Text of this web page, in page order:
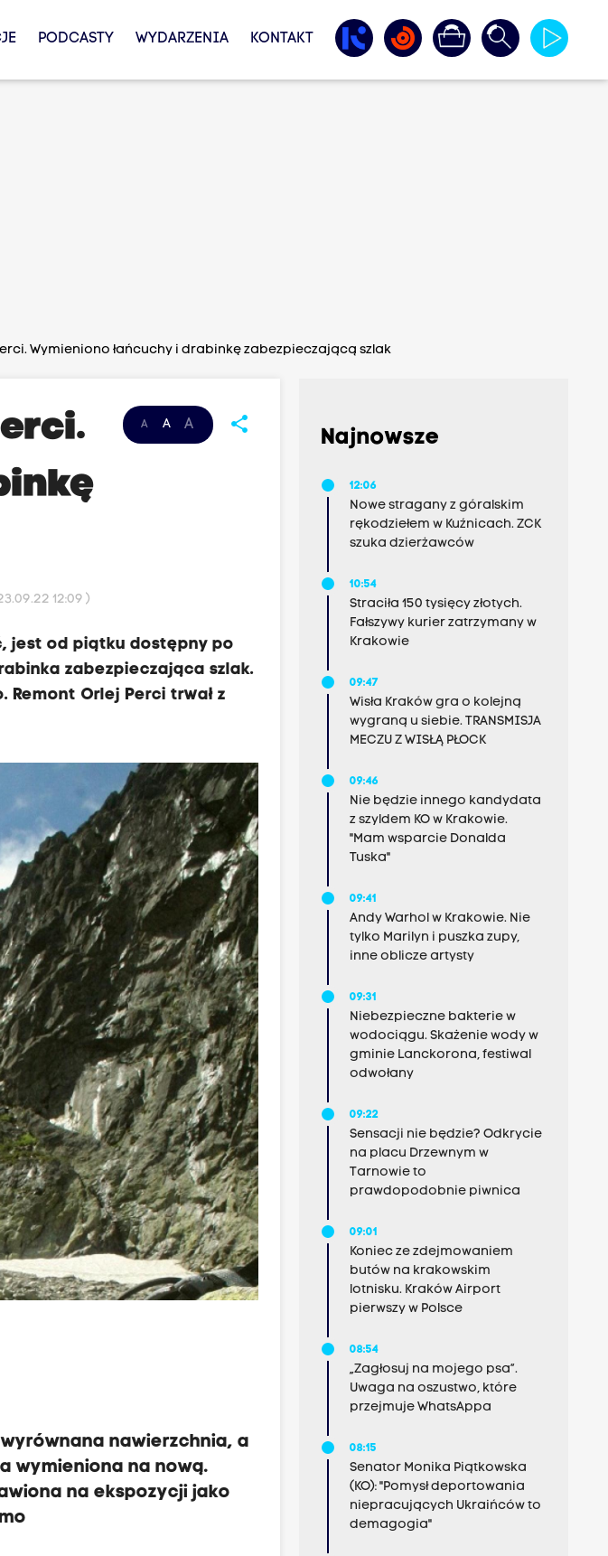
PODCASTY WYDARZENIA KONTAKT
Wymieniono łańcuchy i drabinkę zabezpieczającą szlak
A A A share
12:09 )
jest od piątku dostępny po
zabezpieczająca szlak.
Orlej Perci trwał z
nawierzchnia, a
wymieniona na nową.
na ekspozycji jako
Najnowsze
12:06
Nowe stragany z góralskim
rękodziełem w Kuźnicach. ZCK
szuka dzierżawców
10:54
Straciła 150 tysięcy złotych.
Fałszywy kurier zatrzymany w
Krakowie
09:47
Wisła Kraków gra o kolejną
wygraną u siebie. TRANSMISJA
MECZU Z WISŁĄ PŁOCK
09:46
Nie będzie innego kandydata
z szyldem KO w Krakowie.
"Mam wsparcie Donalda
Tuska"
09:41
Andy Warhol w Krakowie. Nie
tylko Marilyn i puszka zupy,
inne oblicze artysty
09:31
Niebezpieczne bakterie w
wodociągu. Skażenie wody w
gminie Lanckorona, festiwal
odwołany
09:22
Sensacji nie będzie? Odkrycie
na placu Drzewnym w
Tarnowie to
prawdopodobnie piwnica
09:01
Koniec ze zdejmowaniem
butów na krakowskim
lotnisku. Kraków Airport
pierwszy w Polsce
08:54
„Zagłosuj na mojego psa”.
Uwaga na oszustwo, które
przejmuje WhatsAppa
08:15
Senator Monika Piątkowska
(KO): "Pomysł deportowania
niepracujących Ukraińców to
demagogia"